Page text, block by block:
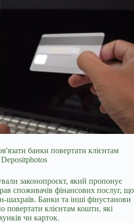
банки повертати клієнтам
законопроєкт, який пропонує
споживачів фінансових послуг, що
шахраїв. Банки та інші фінустанови
повертати клієнтам кошти, які
чи карток.